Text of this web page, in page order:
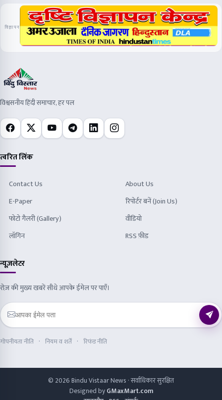
विज्ञापन
विश्वसनीय हिंदी समाचार, हर पल
त्वरित लिंक
Contact Us
About Us
E-Paper
रिपोर्टर बनें (Join Us)
फोटो गैलरी (Gallery)
वीडियो
लॉगिन
RSS फ़ीड
न्यूज़लेटर
रोज़ की मुख्य खबरें सीधे आपके ईमेल पर पाएँ।
गोपनीयता नीति नियम व शर्तें रिफंड नीति
© 2026 Bindu Vistaar News · सर्वाधिकार सुरक्षित
Designed byGMaxMart.com